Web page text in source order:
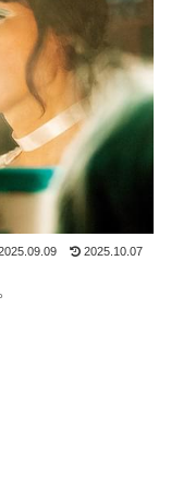
2025.10.07